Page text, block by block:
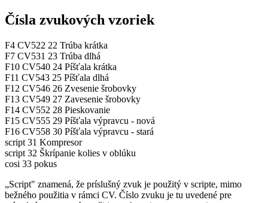
Čísla zvukových vzoriek
F4 CV522 22 Trúba krátka
F7 CV531 23 Trúba dlhá
F10 CV540 24 Píšťala krátka
F11 CV543 25 Píšťala dlhá
F12 CV546 26 Zvesenie šrobovky
F13 CV549 27 Zavesenie šrobovky
F14 CV552 28 Pieskovanie
F15 CV555 29 Píšťala výpravcu - nová
F16 CV558 30 Píšťala výpravcu - stará
script 31 Kompresor
script 32 Škrípanie kolies v oblúku
cosi 33 pokus
„Script" znamená, že príslušný zvuk je použitý v scripte, mimo
bežného použitia v rámci CV. Číslo zvuku je tu uvedené pre